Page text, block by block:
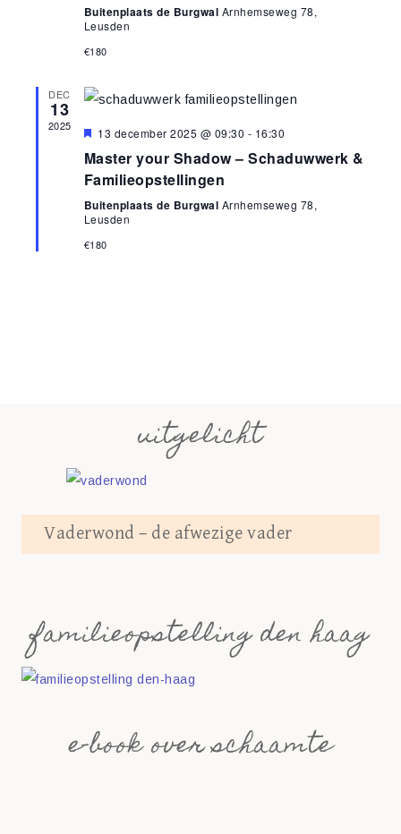
Buitenplaats de Burgwal Arnhemseweg 78,
Leusden
€180
DEC
13
2025 Uitgelicht
13 december 2025 @ 09:30 - 16:30
Master your Shadow – Schaduwwerk &
Familieopstellingen
Buitenplaats de Burgwal Arnhemseweg 78,
Leusden
€180
uitgelicht
Vaderwond – de afwezige vader
familieopstelling den haag
e-book over schaamte